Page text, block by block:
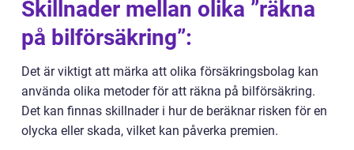
Skillnader mellan olika ”räkna
på bilförsäkring”:
Det är viktigt att märka att olika försäkringsbolag kan
använda olika metoder för att räkna på bilförsäkring.
Det kan finnas skillnader i hur de beräknar risken för en
olycka eller skada, vilket kan påverka premien.